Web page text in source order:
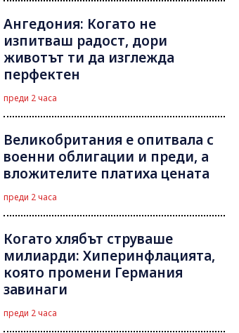
Ангедония: Когато не
изпитваш радост, дори
животът ти да изглежда
перфектен
преди 2 часа
Великобритания е опитвала с
военни облигации и преди, а
вложителите платиха цената
преди 2 часа
Когато хлябът струваше
милиарди: Хиперинфлацията,
която промени Германия
завинаги
преди 2 часа